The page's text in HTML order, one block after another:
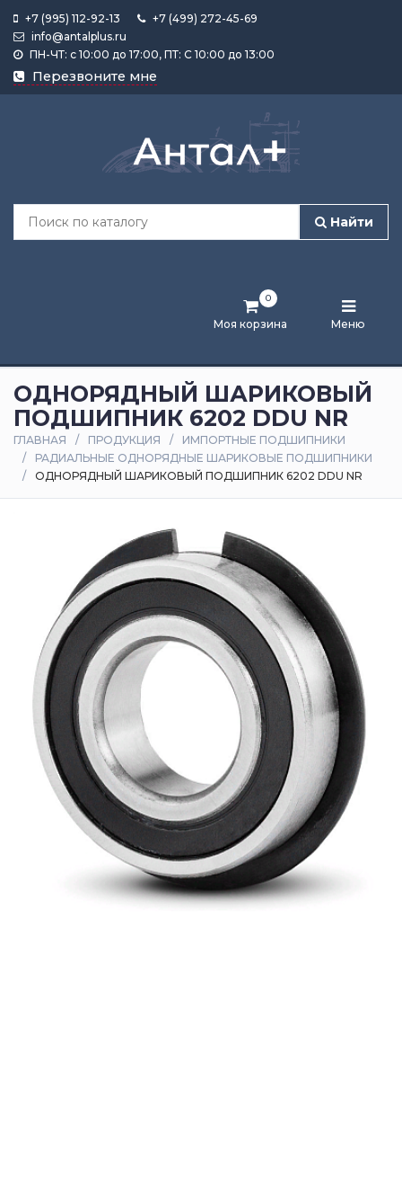
+7 (995) 112-92-13
+7 (499) 272-45-69
info@antalplus.ru
ПН-ЧТ: с 10:00 до 17:00, ПТ: С 10:00 до 13:00
Перезвоните мне
Найти
Моя корзина
0
Меню
Каталог
продукции
Лента
и
статьи
Оплата
доставка
ОДНОРЯДНЫЙ ШАРИКОВЫЙ
ПОДШИПНИК 6202 DDU NR
ГЛАВНАЯ ПРОДУКЦИЯ
ИМПОРТНЫЕ ПОДШИПНИКИ
РАДИАЛЬНЫЕ ОДНОРЯДНЫЕ ШАРИКОВЫЕ ПОДШИПНИКИ
ОДНОРЯДНЫЙ ШАРИКОВЫЙ ПОДШИПНИК 6202 DDU NR